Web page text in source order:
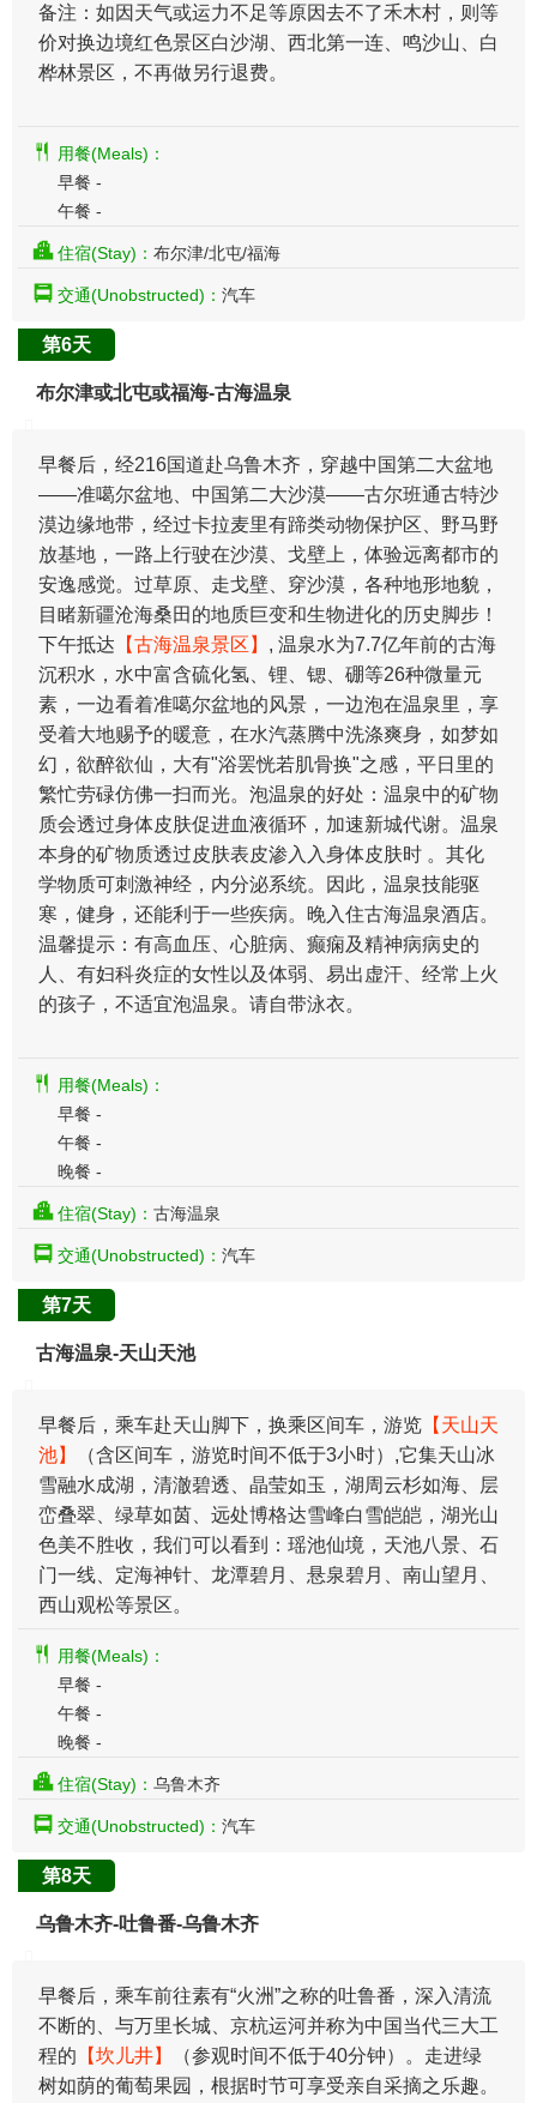
备注：如因天气或运力不足等原因去不了禾木村，则等
价对换边境红色景区白沙湖、西北第一连、鸣沙山、白
桦林景区，不再做另行退费。
用餐(Meals)：
早餐 -
午餐 -
住宿(Stay)： 布尔津/北屯/福海
交通(Unobstructed)： 汽车
第6天
布尔津或北屯或福海-古海温泉
早餐后，经216国道赴乌鲁木齐，穿越中国第二大盆地
——准噶尔盆地、中国第二大沙漠——古尔班通古特沙
漠边缘地带，经过卡拉麦里有蹄类动物保护区、野马野
放基地，一路上行驶在沙漠、戈壁上，体验远离都市的
安逸感觉。过草原、走戈壁、穿沙漠，各种地形地貌，
目睹新疆沧海桑田的地质巨变和生物进化的历史脚步！
下午抵达 【古海温泉景区】 , 温泉水为7.7亿年前的古海
沉积水，水中富含硫化氢、锂、锶、硼等26种微量元
素，一边看着准噶尔盆地的风景，一边泡在温泉里，享
受着大地赐予的暖意，在水汽蒸腾中洗涤爽身，如梦如
幻，欲醉欲仙，大有"浴罢恍若肌骨换"之感，平日里的
繁忙劳碌仿佛一扫而光。泡温泉的好处：温泉中的矿物
质会透过身体皮肤促进血液循环，加速新城代谢。温泉
本身的矿物质透过皮肤表皮渗入入身体皮肤时 。其化
学物质可刺激神经，内分泌系统。因此，温泉技能驱
寒，健身，还能利于一些疾病。晚入住古海温泉酒店。
温馨提示：有高血压、心脏病、癫痫及精神病病史的
人、有妇科炎症的女性以及体弱、易出虚汗、经常上火
的孩子，不适宜泡温泉。请自带泳衣。
用餐(Meals)：
早餐 -
午餐 -
晚餐 -
住宿(Stay)： 古海温泉
交通(Unobstructed)： 汽车
第7天
古海温泉-天山天池
早餐后，乘车赴天山脚下，换乘区间车，游览 【天山天
池】
（含区间车，游览时间不低于3小时）,它集天山冰
雪融水成湖，清澈碧透、晶莹如玉，湖周云杉如海、层
峦叠翠、绿草如茵、远处博格达雪峰白雪皑皑，湖光山
色美不胜收，我们可以看到：瑶池仙境，天池八景、石
门一线、定海神针、龙潭碧月、悬泉碧月、南山望月、
西山观松等景区。
用餐(Meals)：
早餐 -
午餐 -
晚餐 -
住宿(Stay)： 乌鲁木齐
交通(Unobstructed)： 汽车
第8天
乌鲁木齐-吐鲁番-乌鲁木齐
早餐后，乘车前往素有“火洲”之称的吐鲁番，深入清流
不断的、与万里长城、京杭运河并称为中国当代三大工
程的 【坎儿井】
（参观时间不低于40分钟）。走进绿
树如荫的葡萄果园，根据时节可享受亲自采摘之乐趣。